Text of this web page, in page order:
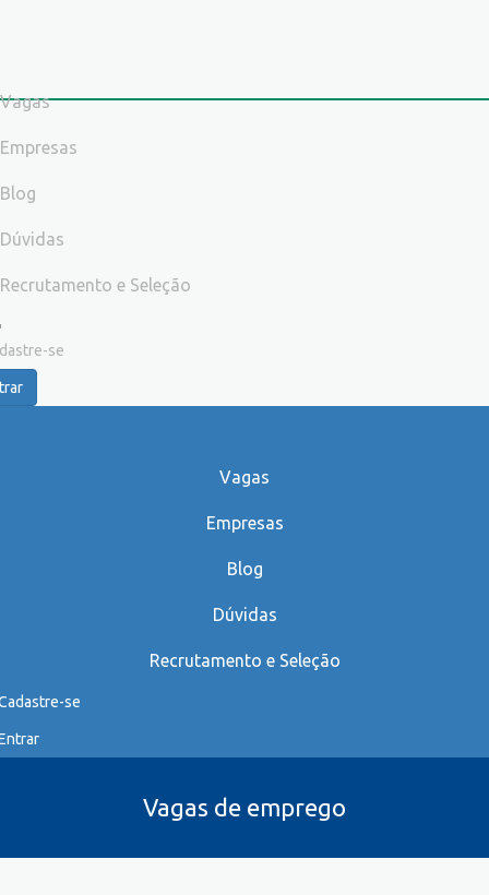
Vagas
Empresas
Blog
Dúvidas
Recrutamento e Seleção
se
Vagas
Empresas
Blog
Dúvidas
Recrutamento e Seleção
se
Vagas de emprego